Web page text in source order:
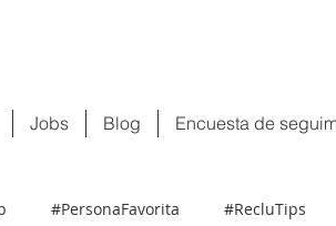
Jobs Blog Encuesta de
#PersonaFavorita #RecluTips